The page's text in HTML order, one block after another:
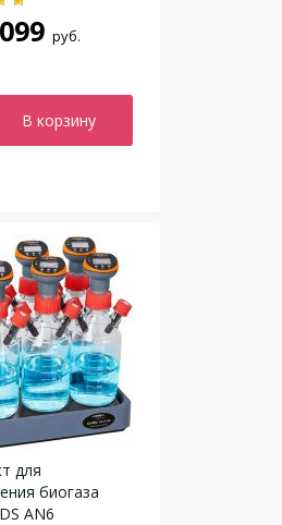
руб.
В корзину
для
биогаза
AN6